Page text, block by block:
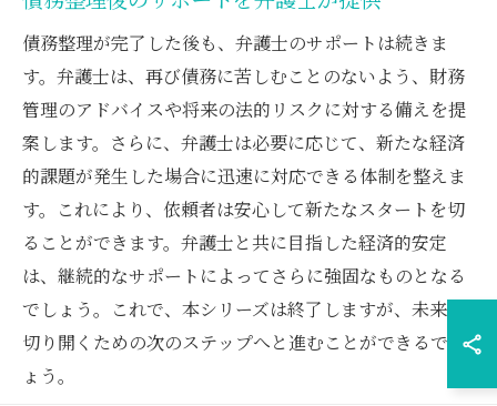
債務整理が完了した後も、弁護士のサポートは続きま
す。弁護士は、再び債務に苦しむことのないよう、財務
管理のアドバイスや将来の法的リスクに対する備えを提
案します。さらに、弁護士は必要に応じて、新たな経済
的課題が発生した場合に迅速に対応できる体制を整えま
す。これにより、依頼者は安心して新たなスタートを切
ることができます。弁護士と共に目指した経済的安定
は、継続的なサポートによってさらに強固なものとなる
でしょう。これで、本シリーズは終了しますが、未来を
切り開くための次のステップへと進むことができるでし
ょう。